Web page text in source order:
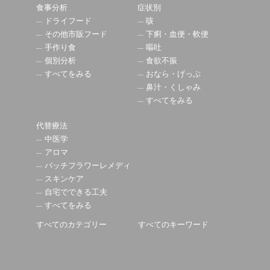
食事分析
ドライフード
その他市販フード
手作り食
個別分析
すべてをみる
症状別
咳
下痢・血便・軟便
嘔吐
食欲不振
おなら・げっぷ
鼻汁・くしゃみ
すべてをみる
代替療法
中医学
アロマ
バッチフラワーレメディ
スキンケア
自宅でできる工夫
すべてをみる
すべてのカテゴリー すべてのキーワード